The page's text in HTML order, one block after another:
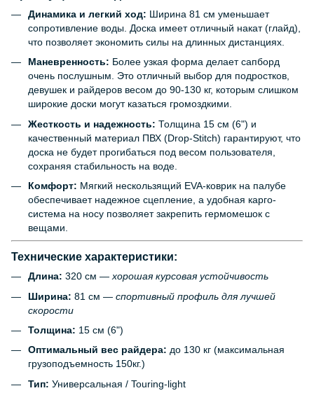
Динамика и легкий ход: Ширина 81 см уменьшает
сопротивление воды. Доска имеет отличный накат (глайд),
что позволяет экономить силы на длинных дистанциях.
Маневренность: Более узкая форма делает сапборд
очень послушным. Это отличный выбор для подростков,
девушек и райдеров весом до 90-130 кг, которым слишком
широкие доски могут казаться громоздкими.
Жесткость и надежность: Толщина 15 см (6") и
качественный материал ПВХ (Drop-Stitch) гарантируют, что
доска не будет прогибаться под весом пользователя,
сохраняя стабильность на воде.
Комфорт: Мягкий нескользящий EVA-коврик на палубе
обеспечивает надежное сцепление, а удобная карго-
система на носу позволяет закрепить гермомешок с
вещами.
Технические характеристики:
Длина: 320 см — хорошая курсовая устойчивость
Ширина: 81 см — спортивный профиль для лучшей
скорости
Толщина: 15 см (6")
Оптимальный вес райдера: до 130 кг (максимальная
грузоподъемность 150кг.)
Тип: Универсальная / Touring-light